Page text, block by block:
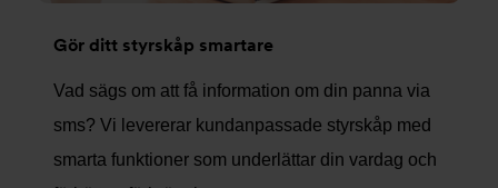
Gör ditt styrskåp smartare
Vad sägs om att få information om din panna via
sms? Vi levererar kundanpassade styrskåp med
smarta funktioner som underlättar din vardag och